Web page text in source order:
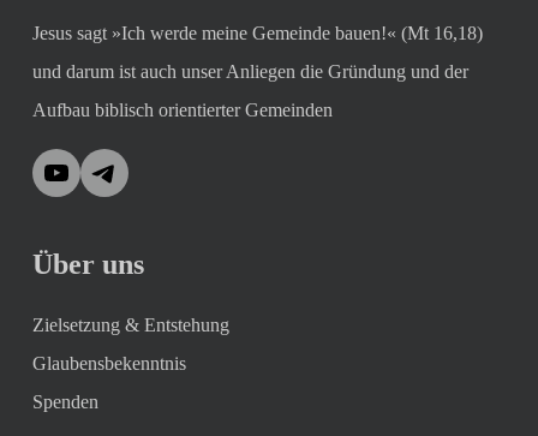
Jesus sagt »Ich werde meine Gemeinde bauen!« (Mt 16,18)
und darum ist auch unser Anliegen die Gründung und der
Aufbau biblisch orientierter Gemeinden
YouTubeTelegram
Über uns
Zielsetzung & Entstehung
Glaubensbekenntnis
Spenden